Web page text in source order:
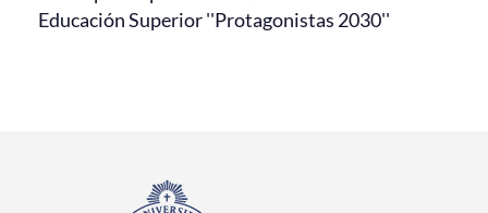
Educación Superior ''Protagonistas 2030''